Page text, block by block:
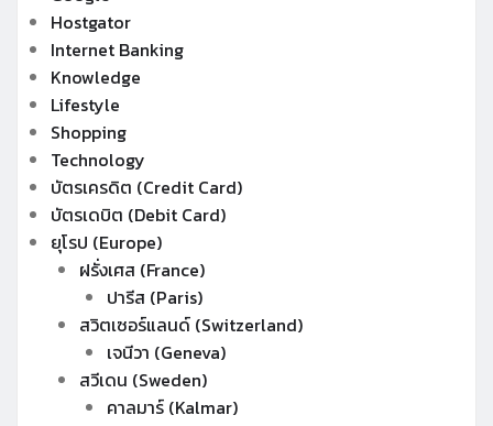
Hostgator
Internet Banking
Knowledge
Lifestyle
Shopping
Technology
บัตรเครดิต (Credit Card)
บัตรเดบิต (Debit Card)
ยุโรป (Europe)
ฝรั่งเศส (France)
ปารีส (Paris)
สวิตเซอร์แลนด์ (Switzerland)
เจนีวา (Geneva)
สวีเดน (Sweden)
คาลมาร์ (Kalmar)